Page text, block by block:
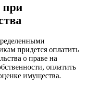
при
придется оплатить
о праве на
оплатить
имущества.